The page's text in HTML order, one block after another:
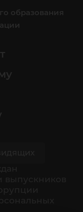
образования